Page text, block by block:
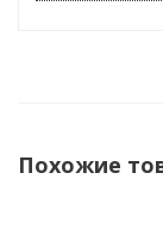
Похожие